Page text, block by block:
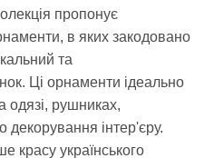
пропонує
в яких закодовано
та
Ці орнаменти ідеально
одязі, рушниках,
декорування інтер'єру.
красу українського